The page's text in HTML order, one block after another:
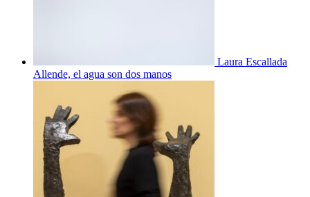
Laura Escallada
Allende, el agua son dos manos